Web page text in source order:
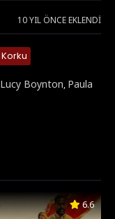
10 YIL ÖNCE EKLENDI
Korku
Lucy Boynton, Paula
6.6